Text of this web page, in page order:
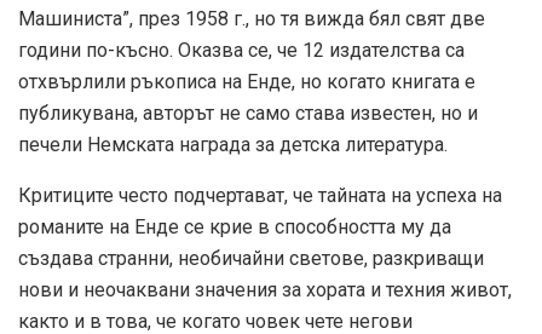
Машиниста”, през 1958 г., но тя вижда бял свят две
години по-късно. Оказва се, че 12 издателства са
отхвърлили ръкописа на Енде, но когато книгата е
публикувана, авторът не само става известен, но и
печели Немската награда за детска литература.
Критиците често подчертават, че тайната на успеха на
романите на Енде се крие в способността му да
създава странни, необичайни светове, разкриващи
нови и неочаквани значения за хората и техния живот,
както и в това, че когато човек чете негови